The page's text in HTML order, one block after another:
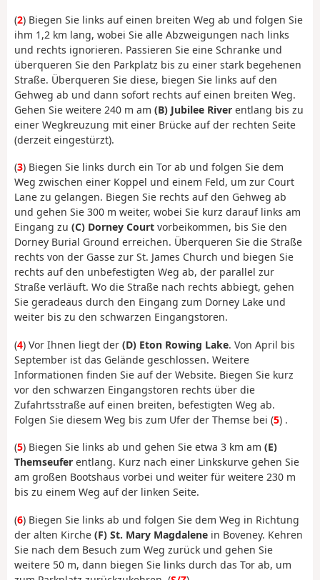
(2) Biegen Sie links auf einen breiten Weg ab und folgen Sie
ihm 1,2 km lang, wobei Sie alle Abzweigungen nach links
und rechts ignorieren. Passieren Sie eine Schranke und
überqueren Sie den Parkplatz bis zu einer stark begehenen
Straße. Überqueren Sie diese, biegen Sie links auf den
Gehweg ab und dann sofort rechts auf einen breiten Weg.
Gehen Sie weitere 240 m am (B) Jubilee River entlang bis zu
einer Wegkreuzung mit einer Brücke auf der rechten Seite
(derzeit eingestürzt).
(3) Biegen Sie links durch ein Tor ab und folgen Sie dem
Weg zwischen einer Koppel und einem Feld, um zur Court
Lane zu gelangen. Biegen Sie rechts auf den Gehweg ab
und gehen Sie 300 m weiter, wobei Sie kurz darauf links am
Eingang zu (C) Dorney Court vorbeikommen, bis Sie den
Dorney Burial Ground erreichen. Überqueren Sie die Straße
rechts von der Gasse zur St. James Church und biegen Sie
rechts auf den unbefestigten Weg ab, der parallel zur
Straße verläuft. Wo die Straße nach rechts abbiegt, gehen
Sie geradeaus durch den Eingang zum Dorney Lake und
weiter bis zu den schwarzen Eingangstoren.
(4) Vor Ihnen liegt der (D) Eton Rowing Lake. Von April bis
September ist das Gelände geschlossen. Weitere
Informationen finden Sie auf der Website. Biegen Sie kurz
vor den schwarzen Eingangstoren rechts über die
Zufahrtsstraße auf einen breiten, befestigten Weg ab.
Folgen Sie diesem Weg bis zum Ufer der Themse bei (5) .
(5) Biegen Sie links ab und gehen Sie etwa 3 km am (E)
Themseufer entlang. Kurz nach einer Linkskurve gehen Sie
am großen Bootshaus vorbei und weiter für weitere 230 m
bis zu einem Weg auf der linken Seite.
(6) Biegen Sie links ab und folgen Sie dem Weg in Richtung
der alten Kirche (F) St. Mary Magdalene in Boveney. Kehren
Sie nach dem Besuch zum Weg zurück und gehen Sie
weitere 50 m, dann biegen Sie links durch das Tor ab, um